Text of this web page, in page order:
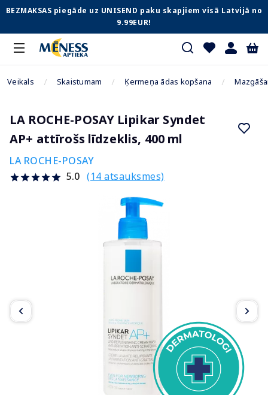
BEZMAKSAS piegāde uz UNISEND paku skapjiem visā Latvijā no
9.99EUR!
Veikals Skaistumam Ķermeņa ādas kopšana
LA ROCHE-POSAY Lipikar Syndet
AP+ attīrošs līdzeklis, 400 ml
LA ROCHE-POSAY
5.0 (14 atsauksmes)